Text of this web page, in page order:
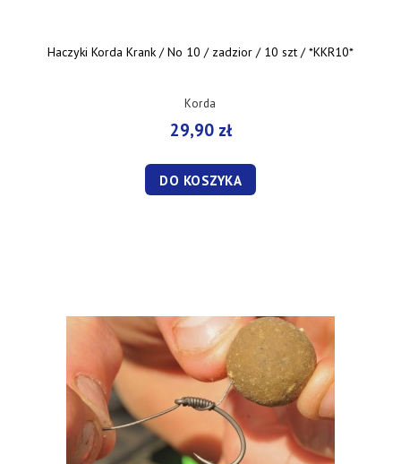
Haczyki Korda Krank / No 10 / zadzior / 10 szt / *KKR10*
Korda
29,90 zł
DO KOSZYKA